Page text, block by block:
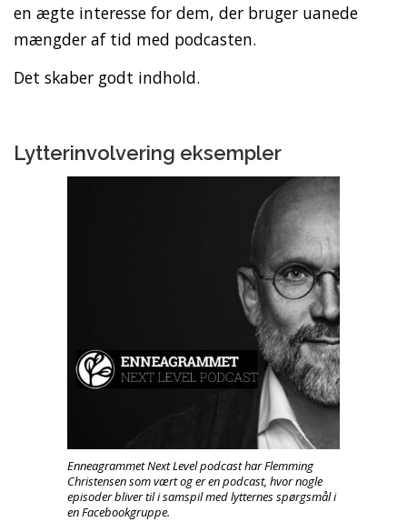
en ægte interesse for dem, der bruger uanede
mængder af tid med podcasten.
Det skaber godt indhold.
Lytterinvolvering eksempler
Enneagrammet Next Level podcast har Flemming
Christensen som vært og er en podcast, hvor nogle
episoder bliver til i samspil med lytternes spørgsmål i
en Facebookgruppe.